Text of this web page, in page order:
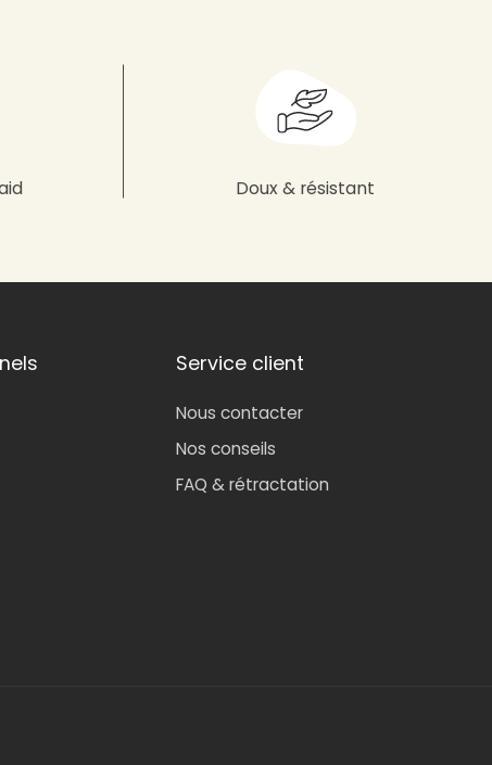
Doux & résistant
Service client
Nous contacter
Nos conseils
FAQ & rétractation